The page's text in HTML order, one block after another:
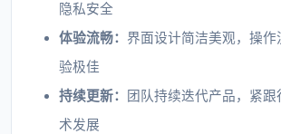
隐私安全
体验流畅： 界面设计简洁美观，操作
验极佳
持续更新：
团队持续迭代产品，紧跟
术发展